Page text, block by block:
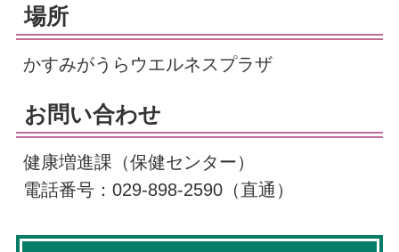
場所
かすみがうらウエルネスプラザ
お問い合わせ
健康増進課（保健センター）
電話番号：029-898-2590（直通）